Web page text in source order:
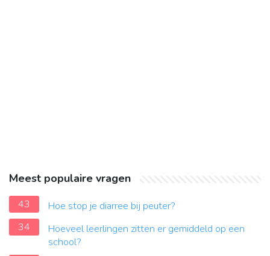
Meest populaire vragen
43
Hoe stop je diarree bij peuter?
34
Hoeveel leerlingen zitten er gemiddeld op een
school?